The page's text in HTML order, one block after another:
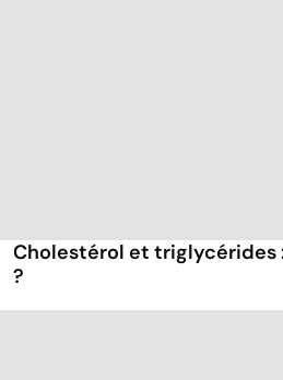
Cholestérol et triglycérides
?